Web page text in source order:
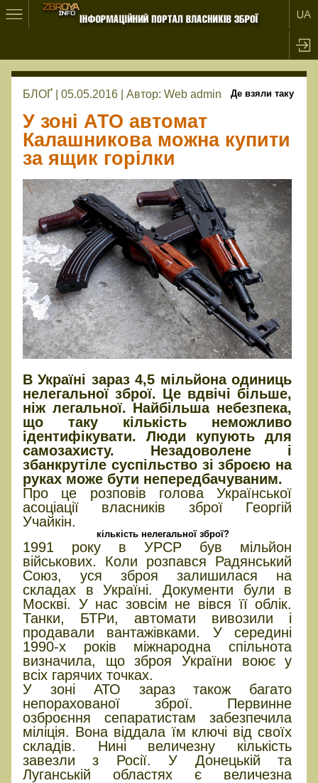
БЛОҐ | 05.05.2016 | Автор: Web admin
У зоні АТО автомат
Калашникова можна купити
за ящик горілки
В Україні зараз 4,5 мільйона одиниць
нелегальної зброї. Це вдвічі більше,
ніж легальної. Найбільша небезпека,
що таку кількість неможливо
ідентифікувати. Люди купують для
самозахисту. Незадоволене і
збанкрутіле суспільство зі зброєю на
руках може бути непередбачуваним.
Про це розповів голова Української
асоціації власників зброї Георгій
Учайкін.
Де взяли таку
кількість нелегальної зброї?
1991 року в УРСР був мільйон
військових. Коли розпався Радянський
Союз, уся зброя залишилася на
складах в Україні. Документи були в
Москві. У нас зовсім не вівся її облік.
Танки, БТРи, автомати вивозили і
продавали вантажівками. У середині
1990-х років міжнародна спільнота
визначила, що зброя України воює у
всіх гарячих точках.
У зоні АТО зараз також багато
непорахованої зброї. Первинне
озброєння сепаратистам забезпечила
міліція. Вона віддала їм ключі від своїх
складів. Нині величезну кількість
завезли з Росії. У Донецькій та
Луганській областях є величезна